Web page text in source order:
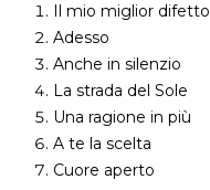
Il mio miglior difetto
Adesso
Anche in silenzio
La strada del Sole
Una ragione in più
A te la scelta
Cuore aperto